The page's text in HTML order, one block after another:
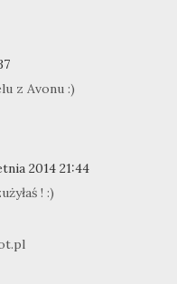
z Avonu :)
2014 21:44
! :)